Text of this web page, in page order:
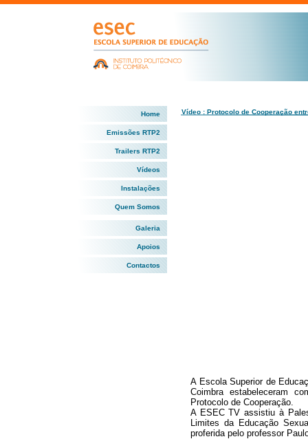
Home
Emissões RTP2
Trailers RTP2
Vídeos
Instalações
Quem Somos
Galeria
Apoios
Contactos
Vídeo : Protocolo de Cooperação
A Escola Superior de
Coimbra estabeleceram
Protocolo de Cooperação.
A ESEC TV assistiu à
Limites da Educação
proferida pelo professor